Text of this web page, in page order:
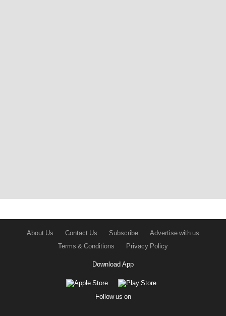
About Us Contact Us Subscribe
Advertise with us
Terms & Conditions
Privacy Policy
Download App
Follow us on